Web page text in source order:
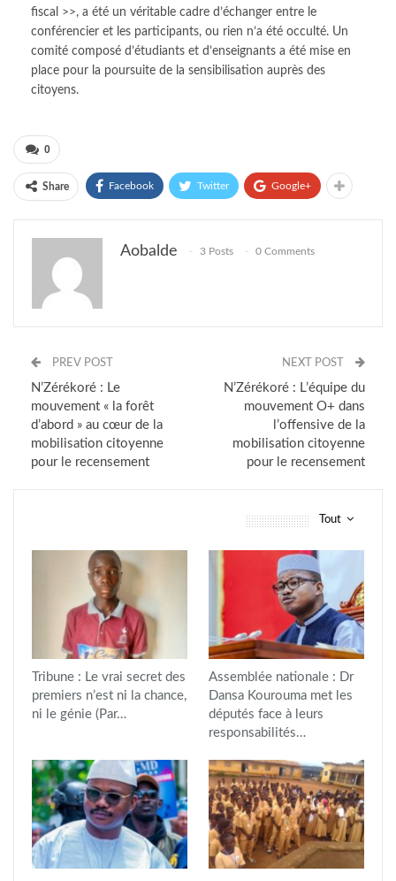
fiscal >>, a été un véritable cadre d’échanger entre le
conférencier et les participants, ou rien n’a été occulté. Un
comité composé d’étudiants et d’enseignants a été mise en
place pour la poursuite de la sensibilisation auprès des
citoyens.
0
Share Facebook Twitter Google+
Aobalde 3 Posts 0 Comments
PREV POST
N’Zérékoré : Le
mouvement « la forêt
d’abord » au cœur de la
mobilisation citoyenne
pour le recensement
NEXT POST
N’Zérékoré : L’équipe du
mouvement O+ dans
l’offensive de la
mobilisation citoyenne
pour le recensement
Tout
Tribune : Le vrai secret des
premiers n’est ni la chance,
ni le génie (Par…
Assemblée nationale : Dr
Dansa Kourouma met les
députés face à leurs
responsabilités…